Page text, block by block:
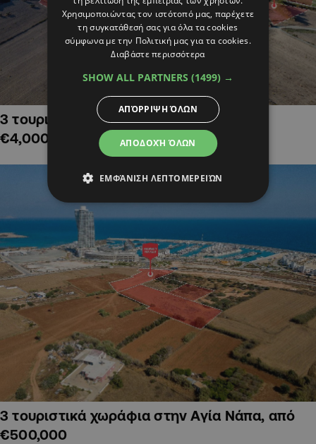
3 τουριστικά χωράφια στην Αλαμινό,
€4,000,000
3 τουριστικά χωράφια στην Αγία Νάπα, από
€500,000
Χρησιμοποιώντας τον ιστότοπό μας, παρέχετε
τη συγκατάθεσή σας για όλα τα cookies
σύμφωνα με την Πολιτική μας για τα cookies.
Διαβάστε περισσότερα
SHOW ALL PARTNERS (1499) →
ΑΠΟΔΟΧΉ ΌΛΩΝ
ΑΠΌΡΡΙΨΗ ΌΛΩΝ
ΕΜΦΆΝΙΣΗ ΛΕΠΤΟΜΕΡΕΙΏΝ